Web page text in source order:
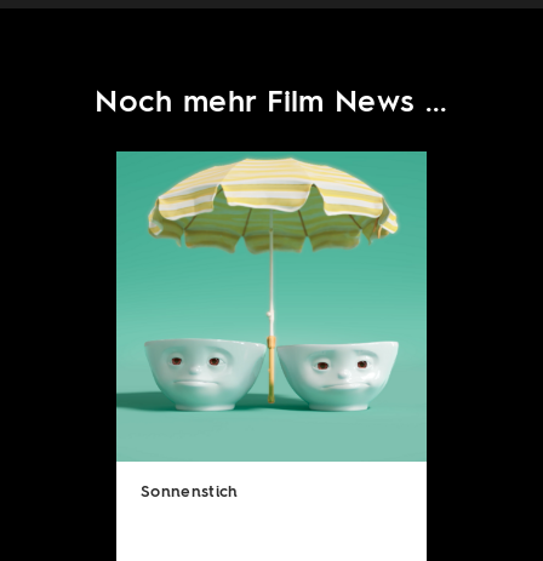
Noch mehr Film News ...
Sonnenstich